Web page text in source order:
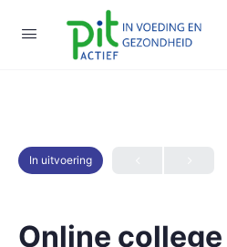
In uitvoering
Online college